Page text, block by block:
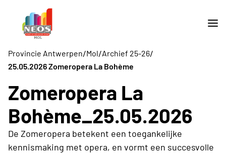
Provincie Antwerpen/Mol/Archief 25-26/
25.05.2026 Zomeropera La Bohème
Zomeropera La
Bohème_25.05.2026
De Zomeropera betekent een toegankelijke
kennismaking met opera, en vormt een succesvolle